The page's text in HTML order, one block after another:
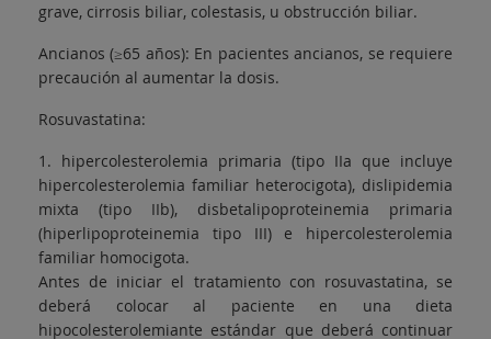
grave, cirrosis biliar, colestasis, u obstrucción biliar.
Ancianos (≥65 años): En pacientes ancianos, se requiere
precaución al aumentar la dosis.
Rosuvastatina:
1. hipercolesterolemia primaria (tipo IIa que incluye
hipercolesterolemia familiar heterocigota), dislipidemia
mixta (tipo IIb), disbetalipoproteinemia primaria
(hiperlipoproteinemia tipo III) e hipercolesterolemia
familiar homocigota.
Antes de iniciar el tratamiento con rosuvastatina, se
deberá colocar al paciente en una dieta
hipocolesterolemiante estándar que deberá continuar